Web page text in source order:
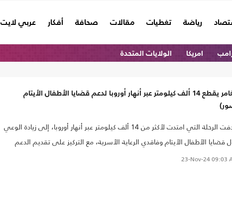
رياضة تغطيات مقالات صحافة أفكار عربي لايت
امريكا الولايات المتحدة
مغامر يقطع 14 ألف كيلومتر عبر أنهار أوروبا لدعم قضايا الأطفال الأيتام
هدفت الرحلة التي امتدت لأكثر من 14 ألف كيلومتر عبر أنهار أوروبا، إلى زيادة الوعي
قضايا الأطفال الأيتام وفاقدي الرعاية الأسرية، مع التركيز على تقديم الدعم
الفئة المهمشة..
23-Nov-2409:03